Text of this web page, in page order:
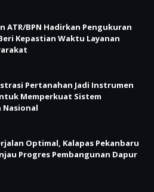
ATR/BPN Hadirkan Pengukuran
Kepastian Waktu Layanan
Pertanahan Jadi Instrumen
Memperkuat Sistem
Nasional
Optimal, Kalapas Pekanbaru
Progres Pembangunan Dapur